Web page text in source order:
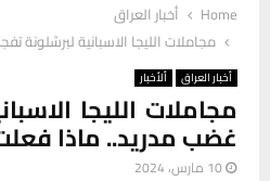
Home
أخبار العراق
مجاملات الليجا الاسبانية لبرشلونة
أخبار العراق ألأخبار
مجاملات الليجا
غضب مدريد.. ماذا
10 مارس، 2024